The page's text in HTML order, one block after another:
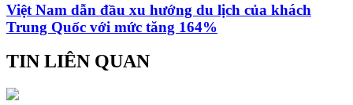
Việt Nam dẫn đầu xu hướng du lịch của khách
Trung Quốc với mức tăng 164%
TIN LIÊN QUAN